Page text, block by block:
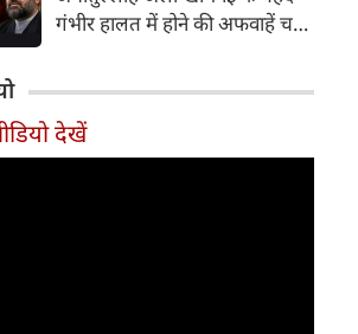
उभरती तकनीकों जैसे प्रमुख मुद्दों पर
विचार-विमर्श हुआ।
गंभीर हालत में होने की अफवाहें चल
नया वीडियो सामने आया है। अमेरिका
और इजरायल के साथ जंग शुरू होने
देखें